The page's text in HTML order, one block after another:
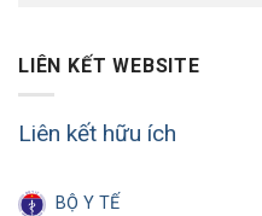
LIÊN KẾT WEBSITE
Liên kết hữu ích
BỘ Y TẾ